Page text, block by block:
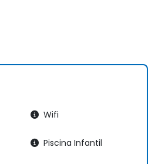
Wifi
Piscina Infantil